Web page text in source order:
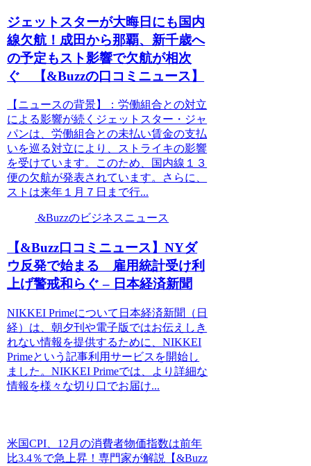
ジェットスターが大晦日にも国内
線欠航！成田から那覇、新千歳へ
の予定もスト影響で欠航が相次
ぐ 【&Buzzの口コミニュース】
【ニュースの背景】：労働組合との対立
による影響が続くジェットスター・ジャ
パンは、労働組合との未払い賃金の支払
いを巡る対立により、ストライキの影響
を受けています。このため、国内線１３
便の欠航が発表されています。さらに、
ストは来年１月７日まで行...
&Buzzのビジネスニュース
【&Buzz口コミニュース】NYダ
ウ反発で始まる 雇用統計受け利
上げ警戒和らぐ – 日本経済新聞
NIKKEI Primeについて日本経済新聞（日
経）は、朝夕刊や電子版ではお伝えしき
れない情報を提供するために、NIKKEI
Primeという記事利用サービスを開始し
ました。NIKKEI Primeでは、より詳細な
情報を様々な切り口でお届け...
米国CPI、12月の消費者物価指数は前年
比3.4％で急上昇！専門家が解説【&Buzz